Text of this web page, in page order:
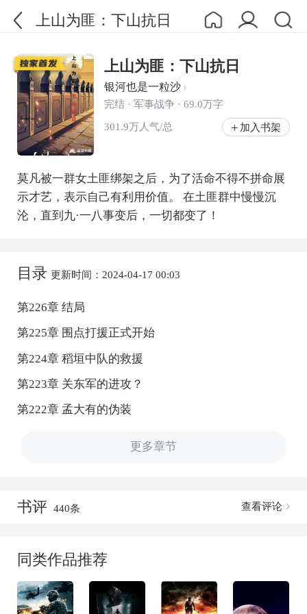
上山为匪：下山抗日
上山为匪：下山抗日
银河也是一粒沙
完结 · 军事战争 · 69.0万字
301.9万人气/总 加入书架
莫凡被一群女土匪绑架之后，为了活命不得不拼命展
示才艺，表示自己有利用价值。 在土匪群中慢慢沉
沦，直到九·一八事变后，一切都变了！
目录 更新时间：2024-04-17 00:03
第226章 结局
第225章 围点打援正式开始
第224章 稻垣中队的救援
第223章 关东军的进攻？
第222章 孟大有的伪装
更多章节
书评 440条 查看评论
同类作品推荐